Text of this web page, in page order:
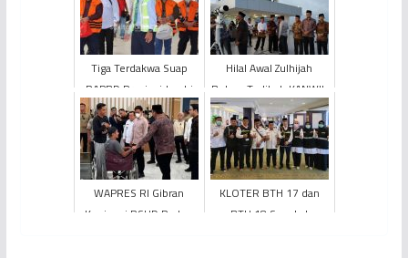
Tiga Terdakwa Suap
RAPBD Provinsi Jambi
Dipindahkan ke Lapas
Klas II A Jambi
Hilal Awal Zulhijah
Belum Terlihat, KANWIL
Kementerian Agama
Provinsi Jambi
Umumkan I...
WAPRES RI Gibran
Kunjungi RSUD Raden
KLOTER BTH 17 dan
BTH 18 Sepakat